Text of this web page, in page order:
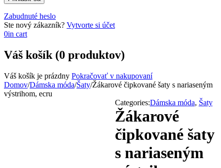
Zabudnuté heslo
Ste nový zákazník? Vytvorte si účet
0in cart
Váš košík (0 produktov)
Váš košík je prázdny Pokračovať v nakupovaní
Domov/Dámska móda/Šaty/Žákarové čipkované šaty s nariaseným
výstrihom, ecru
Categories:Dámska móda, Šaty
Žákarové
čipkované šaty
s nariaseným